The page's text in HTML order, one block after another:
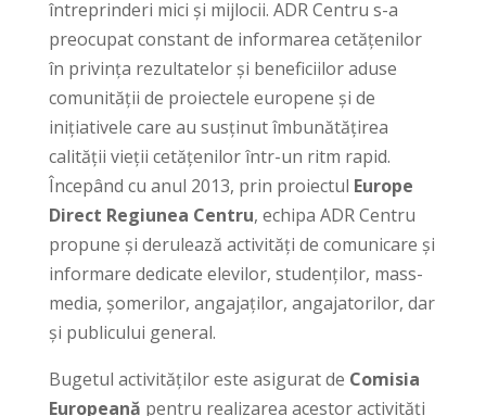
întreprinderi mici și mijlocii. ADR Centru s-a
preocupat constant de informarea cetățenilor
în privința rezultatelor și beneficiilor aduse
comunității de proiectele europene și de
inițiativele care au susținut îmbunătățirea
calității vieții cetățenilor într-un ritm rapid.
Începând cu anul 2013, prin proiectul Europe
Direct Regiunea Centru, echipa ADR Centru
propune și derulează activități de comunicare și
informare dedicate elevilor, studenților, mass-
media, șomerilor, angajaților, angajatorilor, dar
și publicului general.
Bugetul activităților este asigurat de Comisia
Europeană pentru realizarea acestor activități